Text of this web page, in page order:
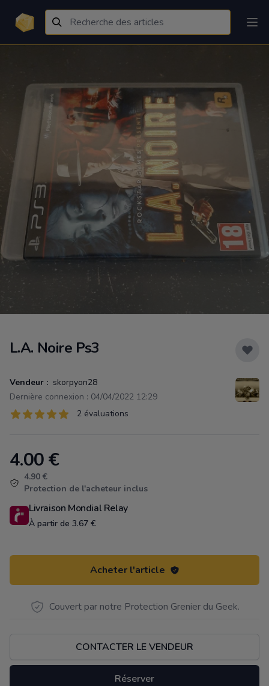
L.A. Noire Ps3
Vendeur : skorpyon28
Dernière connexion : 04/04/2022 12:29
Évaluations
2 sur 5 étoiles 2 évaluations
Product information
4.00€
4.90 €
Protection de l'acheteur inclus
Livraison Mondial Relay
À partir de 3.67 €
Acheter l'article
Couvert par notre Protection Grenier du Geek.
CONTACTER LE VENDEUR
Réserver